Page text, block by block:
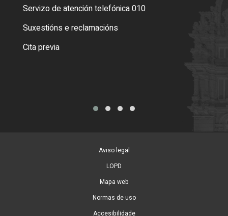
Servizo de atención telefónica 010
Suxestións e reclamacións
Cita previa
Aviso legal
LOPD
Mapa web
Normas de uso
Accesibilidade